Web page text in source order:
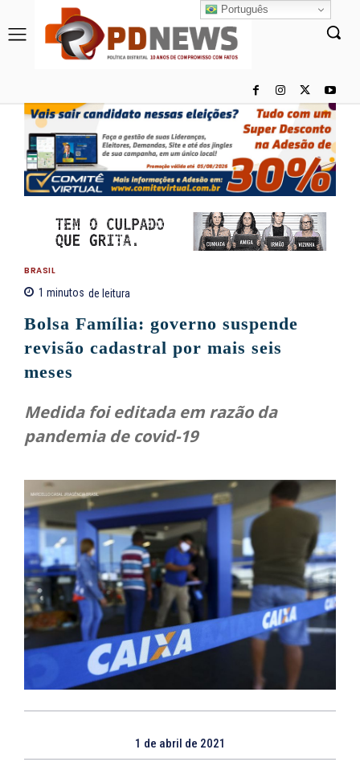
BRASIL
1 minutos de leitura
Bolsa Família: governo suspende
revisão cadastral por mais seis
meses
Medida foi editada em razão da
pandemia de covid-19
1 de abril de 2021
Português